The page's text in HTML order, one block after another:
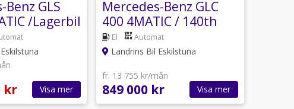
GLS
/Lagerbil
kr Visa mer
Mercedes-Benz GLC
400 4MATIC / 140th
Edition / AMG /
Beställning
El Automat
Landrins Bil Eskilstuna
fr. 13 755 kr/mån
849 000 kr Visa mer